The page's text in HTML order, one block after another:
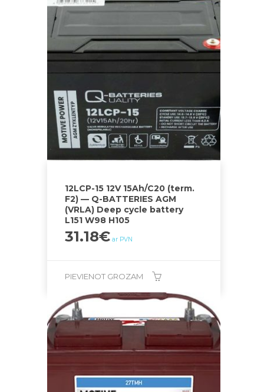
12LCP-15 12V 15Ah/C20 (term.
F2) — Q-BATTERIES AGM
(VRLA) Deep cycle battery
L151 W98 H105
31.18€ ar PVN
PIEVIENOT GROZAM